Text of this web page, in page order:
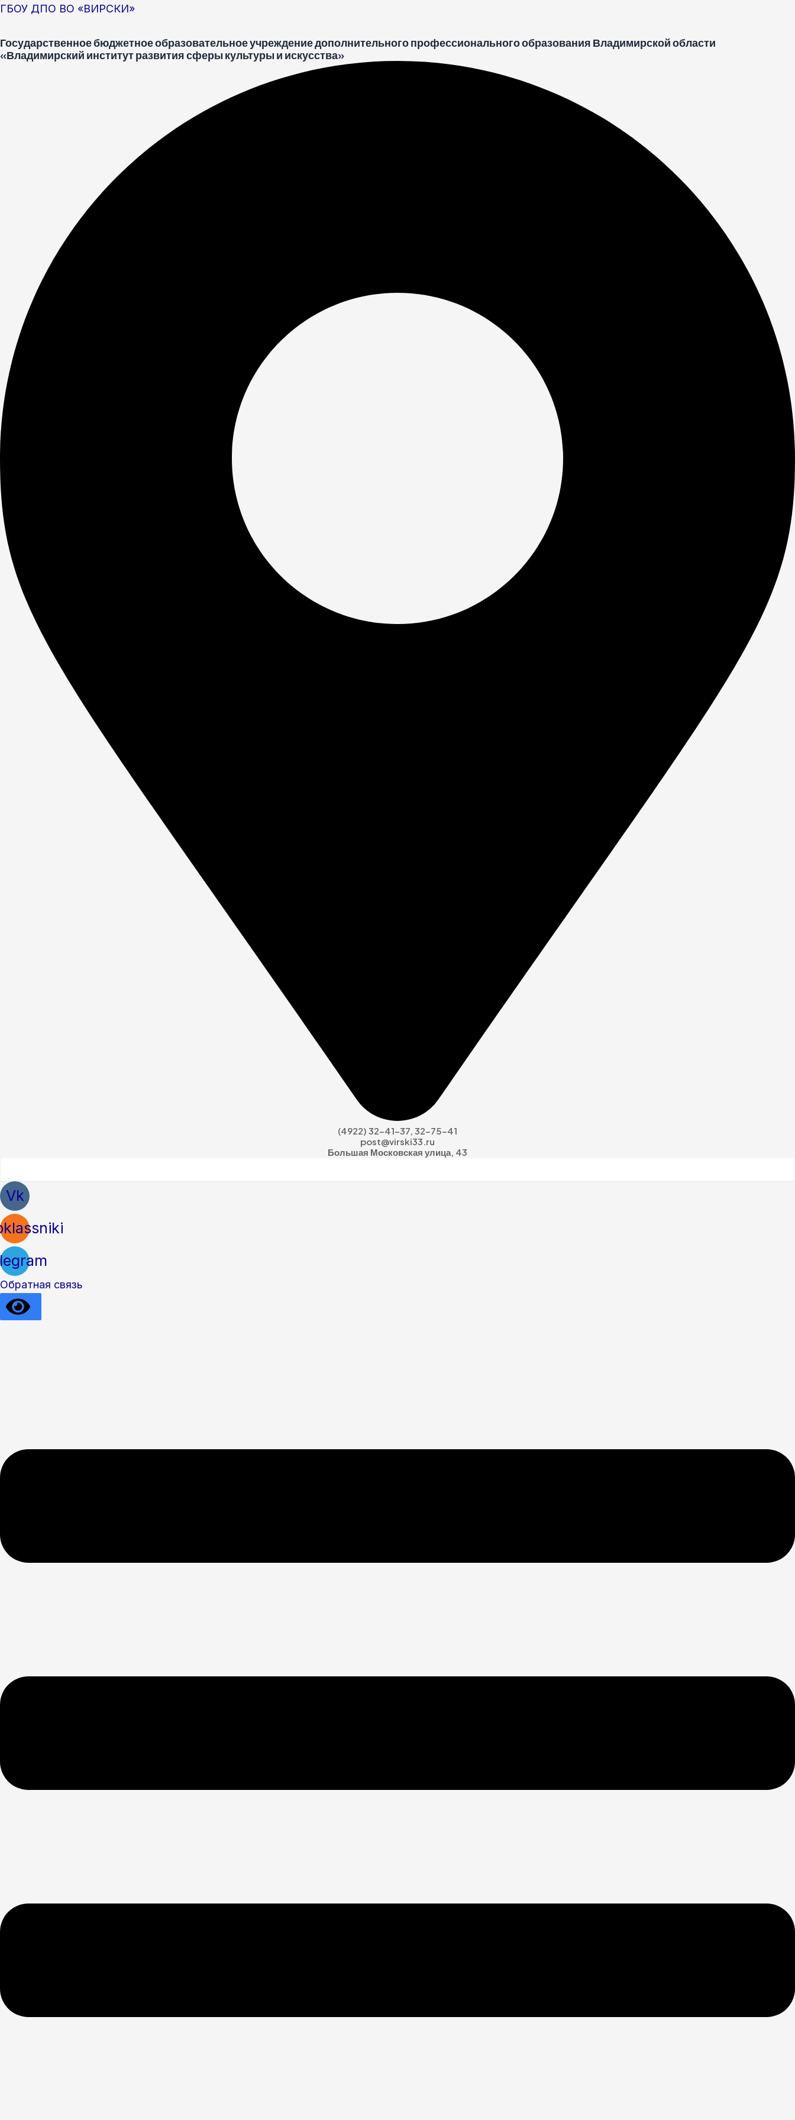
Перейти
содержимому
ГБОУ ДПО ВО «ВИРСКИ»
Государственное бюджетное образовательное учреждение дополнительного профессионального образования Владимирской области
«Владимирский институт развития сферы культуры и искусства»
(4922) 32-41-37, 32-75-41
post@virski33.ru
Большая Московская улица, 43
Vk
Обратная связь
Меню